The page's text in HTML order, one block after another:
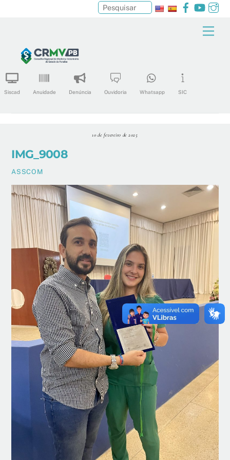
content
Facebook
Siscad Anuidade Denúncia Ouvidoria Whatsapp SIC
Pesquisar
10 de fevereiro de 2025
IMG_9008
ASSCOM